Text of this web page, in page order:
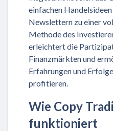
einfachen
Newslettern zu einer
Methode des
erleichtert die
Finanzmärkten und
Erfahrungen und
profitieren.
Wie Copy
funktioniert